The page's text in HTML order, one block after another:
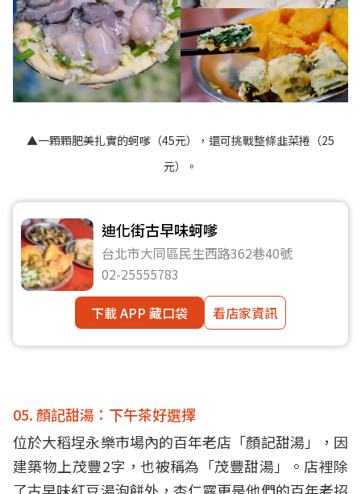
▲一顆顆肥美扎實的蚵嗲（45元），還可挑戰整條韭菜捲（25
元）。
迪化街古早味蚵嗲
台北市大同區民生西路362巷40號
02-25555783
下載 APP 藏口袋
看店家資訊
05. 顏記甜湯：下午茶好選擇
位於大稻埕永樂市場內的百年老店「顏記甜湯」，因
建築物上茂豐2字，也被稱為「茂豐甜湯」。店裡除
了古早味紅豆湯泡餅外，杏仁露更是他們的百年老招